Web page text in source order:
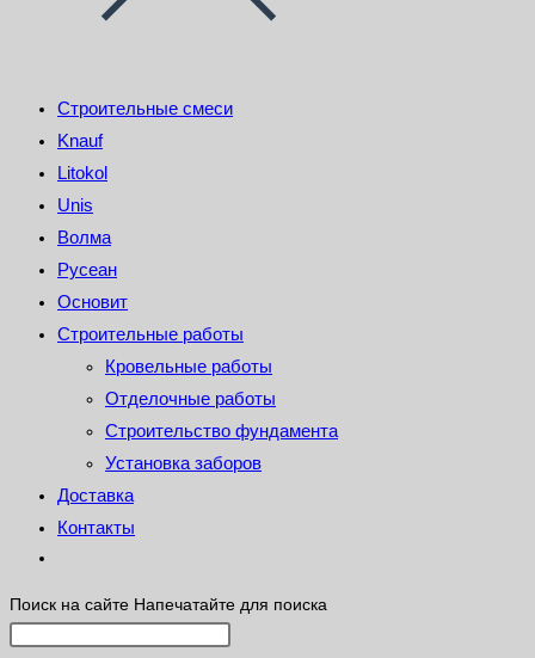
Строительные смеси
Knauf
Litokol
Unis
Волма
Русеан
Основит
Строительные работы
Кровельные работы
Отделочные работы
Строительство фундамента
Установка заборов
Доставка
Контакты
Поиск на сайте Напечатайте для поиска